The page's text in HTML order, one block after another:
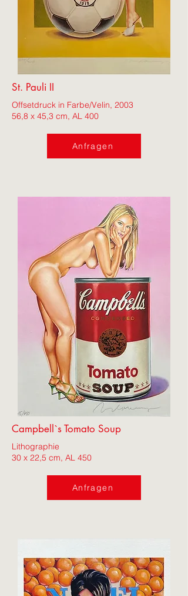
St. Pauli II
Offsetdruck in Farbe/Velin, 2003
56,8 x 45,3 cm, AL 400
Anfragen
Campbell`s Tomato Soup
Lithographie
30 x 22,5 cm, AL 450
Anfragen